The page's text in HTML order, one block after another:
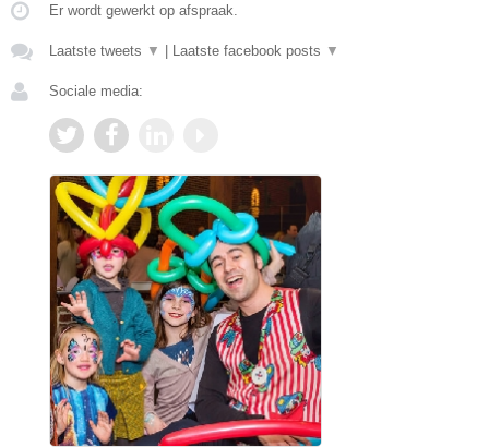
Er wordt gewerkt op afspraak.
Laatste tweets ▼ Laatste facebook posts ▼
Sociale media: